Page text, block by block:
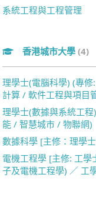
系統工程與工程管理
香港城市大學 (4)
理學士(電腦科學) (專
計算 / 軟件工程與項目
理學士(數據與系統工
能 / 智慧城市 / 物聯網)
數據科學 [主修：理學
電機工程學 [主修: 工
子及電機工程學) ／ 工